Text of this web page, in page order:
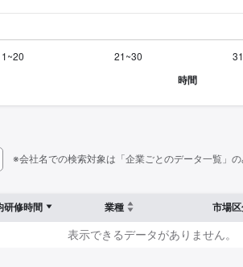
※会社名での検索対象は「企業ごとのデータ一覧」
研修時間 業種 市場
表示できるデータがありません。